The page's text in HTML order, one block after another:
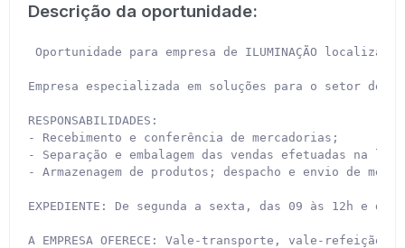
Descrição da oportunidade:
Oportunidade para empresa de ILUMINAÇÃO
Empresa especializada em soluções para o setor de
RESPONSABILIDADES:
- Recebimento e conferência de mercadorias;
- Separação e embalagem das vendas efetuadas na
- Armazenagem de produtos; despacho e envio de
EXPEDIENTE: De segunda a sexta, das 09 às 12h e
A EMPRESA OFERECE: Vale-transporte, vale-